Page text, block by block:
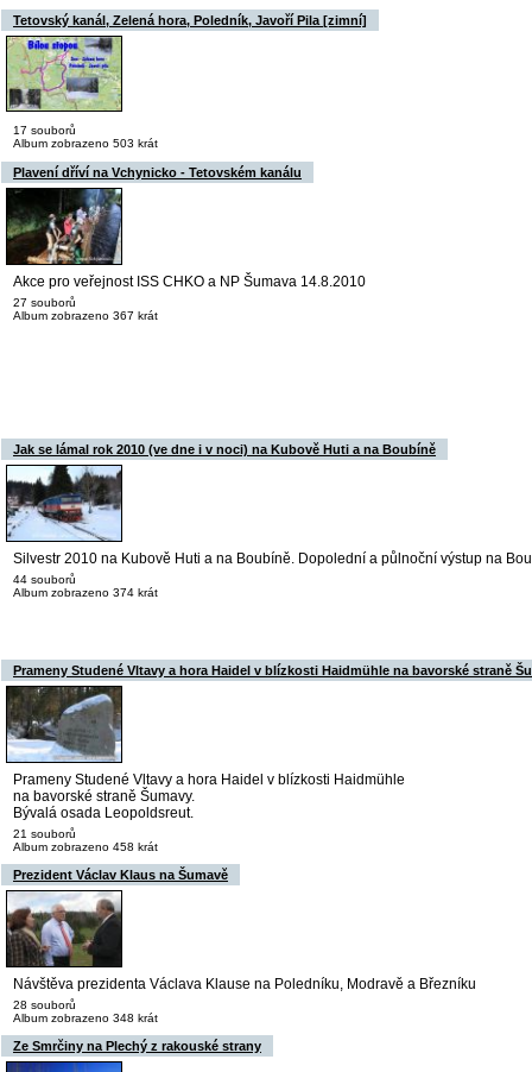
Tetovský kanál, Zelená hora, Poledník, Javoří Pila [zimní]
17 souborů
Album zobrazeno 503 krát
Plavení dříví na Vchynicko - Tetovském kanálu
Akce pro veřejnost ISS CHKO a NP Šumava 14.8.2010
27 souborů
Album zobrazeno 367 krát
Jak se lámal rok 2010 (ve dne i v noci) na Kubově Huti a na Boubíně
Silvestr 2010 na Kubově Huti a na Boubíně. Dopolední a půlnoční výstup na
44 souborů
Album zobrazeno 374 krát
Prameny Studené Vltavy a hora Haidel v blízkosti Haidmühle na bavorské straně Šu
Prameny Studené Vltavy a hora Haidel v blízkosti Haidmühle
na bavorské straně Šumavy.
Bývalá osada Leopoldsreut.
21 souborů
Album zobrazeno 458 krát
Prezident Václav Klaus na Šumavě
Návštěva prezidenta Václava Klause na Poledníku, Modravě a Březníku
28 souborů
Album zobrazeno 348 krát
Ze Smrčiny na Plechý z rakouské strany